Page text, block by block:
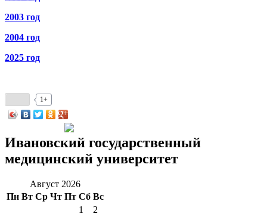
2003 год
2004 год
2025 год
1+
Ивановский государственный
медицинский университет
Август 2026
Пн Вт Ср Чт Пт Сб Вс
1
2